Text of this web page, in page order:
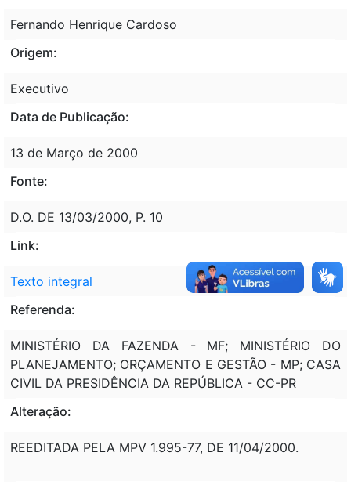
Fernando Henrique Cardoso
Origem:
Executivo
Data de Publicação:
13 de Março de 2000
Fonte:
D.O. DE 13/03/2000, P. 10
Link:
Texto integral
Referenda:
MINISTÉRIO DA FAZENDA - MF; MINISTÉRIO DO
PLANEJAMENTO; ORÇAMENTO E GESTÃO - MP; CASA
CIVIL DA PRESIDÊNCIA DA REPÚBLICA - CC-PR
Alteração:
REEDITADA PELA MPV 1.995-77, DE 11/04/2000.